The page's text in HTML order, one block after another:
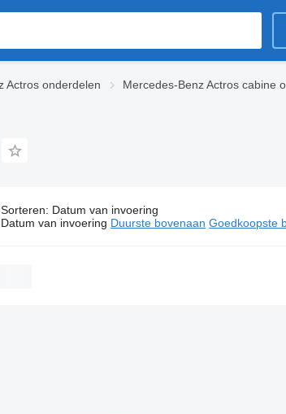
Actros onderdelen Mercedes-Benz Actros cabine
Sorteren: Datum van invoering
Datum van invoering Duurste bovenaan Goedkoopste